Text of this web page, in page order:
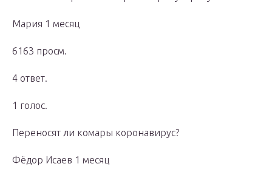
Мария 1 месяц
6163 просм.
4 ответ.
1 голос.
Переносят ли комары коронавирус?
Фёдор Исаев 1 месяц